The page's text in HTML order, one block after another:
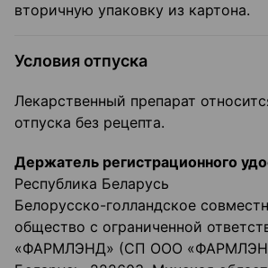
вторичную упаковку из картона.
Условия отпуска
Лекарственный препарат
отпуска без рецепта.
Держатель регистрационного
Республика Беларусь
Белорусско-голландское
общество с ограниченной
«ФАРМЛЭНД» (СП ООО